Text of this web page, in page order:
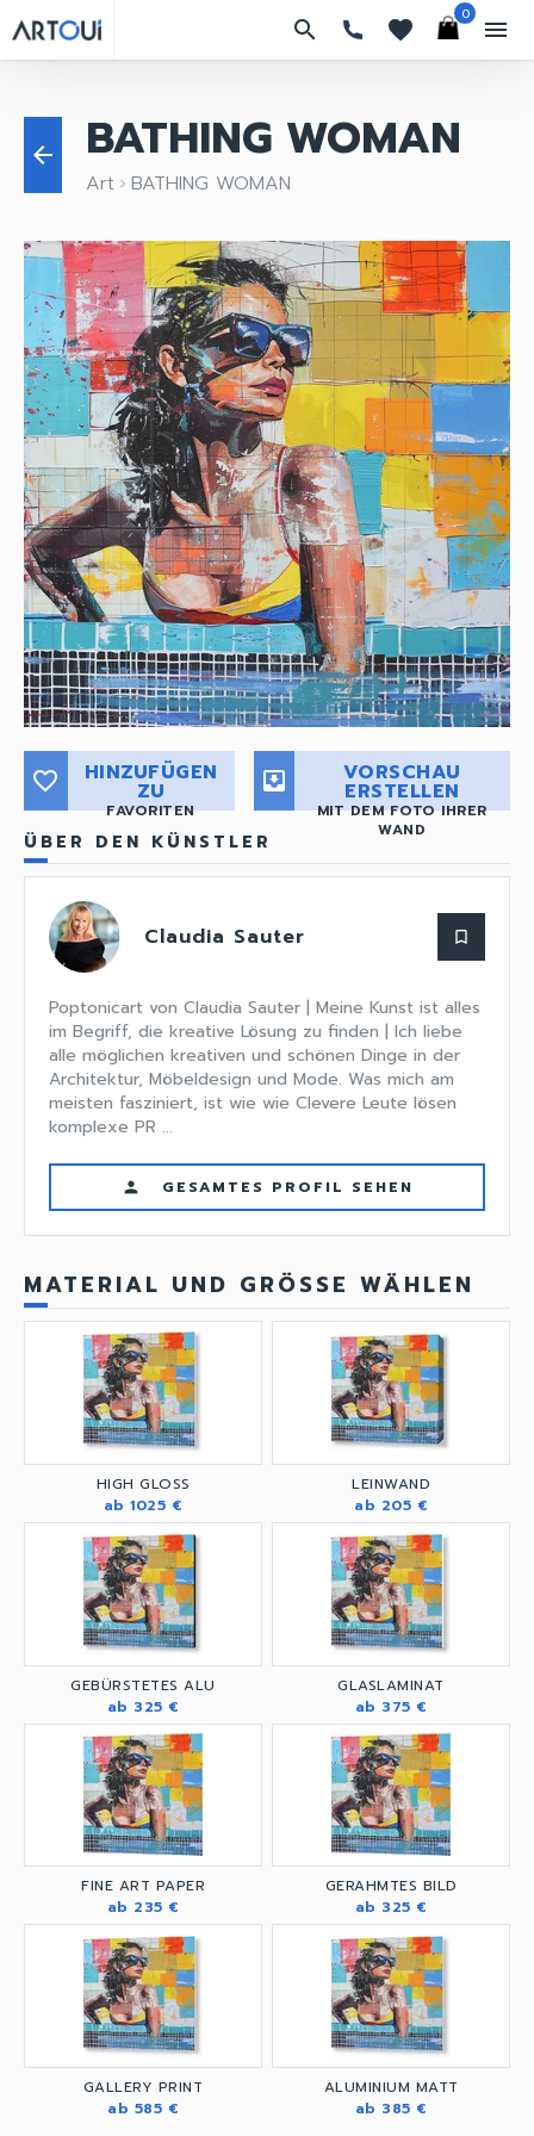
search favorites
0
menu
arrow_back BATHING WOMAN
Art keyboard_arrow_right BATHING WOMAN
favorite_border HINZUFÜGEN
ZU
FAVORITEN
move_to_inbox VORSCHAU
ERSTELLEN
MIT DEM FOTO IHRER
WAND
ÜBER DEN KÜNSTLER
Claudia Sauter bookmark_border
Poptonicart von Claudia Sauter | Meine Kunst ist alles
im Begriff, die kreative Lösung zu finden | Ich liebe
alle möglichen kreativen und schönen Dinge in der
Architektur, Möbeldesign und Mode. Was mich am
meisten fasziniert, ist wie wie Clevere Leute lösen
komplexe PR ...
person GESAMTES PROFIL SEHEN
MATERIAL UND GRÖSSE WÄHLEN
HIGH GLOSS
ab 1025 €
LEINWAND
ab 205 €
GEBÜRSTETES ALU
ab 325 €
GLASLAMINAT
ab 375 €
FINE ART PAPER
ab 235 €
GERAHMTES BILD
ab 325 €
GALLERY PRINT
ab 585 €
ALUMINIUM MATT
ab 385 €